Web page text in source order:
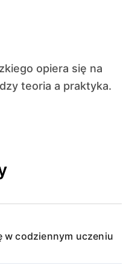
teoria a praktyka.
w codziennym uczeniu